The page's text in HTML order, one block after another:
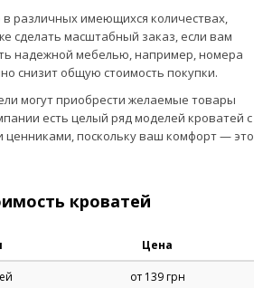
различных имеющихся количествах,
сделать масштабный заказ, если вам
надежной мебелью, например, номера
снизит общую стоимость покупки.
могут приобрести желаемые товары
есть целый ряд моделей кроватей с
ценниками, поскольку ваш комфорт — это
кроватей
Цена
от 139 грн